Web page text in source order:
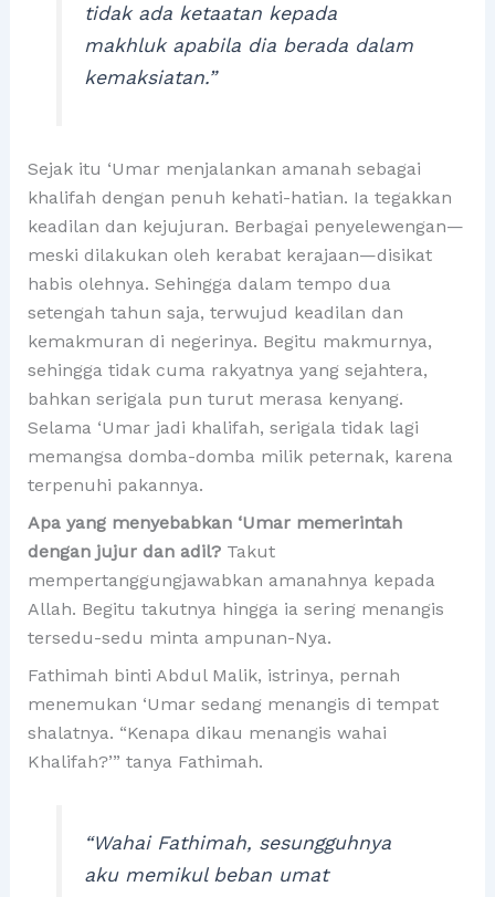
tidak ada ketaatan kepada
makhluk apabila dia berada dalam
kemaksiatan.”
Sejak itu ‘Umar menjalankan amanah sebagai
khalifah dengan penuh kehati-hatian. Ia tegakkan
keadilan dan kejujuran. Berbagai penyelewengan—
meski dilakukan oleh kerabat kerajaan—disikat
habis olehnya. Sehingga dalam tempo dua
setengah tahun saja, terwujud keadilan dan
kemakmuran di negerinya. Begitu makmurnya,
sehingga tidak cuma rakyatnya yang sejahtera,
bahkan serigala pun turut merasa kenyang.
Selama ‘Umar jadi khalifah, serigala tidak lagi
memangsa domba-domba milik peternak, karena
terpenuhi pakannya.
Apa yang menyebabkan ‘Umar memerintah
dengan jujur dan adil? Takut
mempertanggungjawabkan amanahnya kepada
Allah. Begitu takutnya hingga ia sering menangis
tersedu-sedu minta ampunan-Nya.
Fathimah binti Abdul Malik, istrinya, pernah
menemukan ‘Umar sedang menangis di tempat
shalatnya. “Kenapa dikau menangis wahai
Khalifah?’” tanya Fathimah.
“Wahai Fathimah, sesungguhnya
aku memikul beban umat